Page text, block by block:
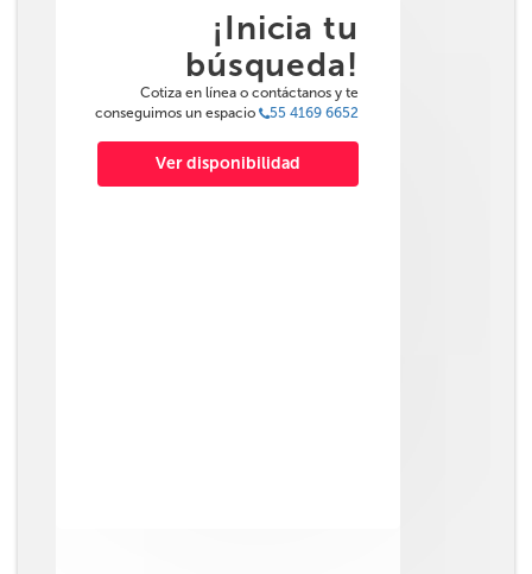
¡Inicia tu
búsqueda!
Cotiza en línea o contáctanos y te
conseguimos un espacio
55 4169 6652
Ver disponibilidad